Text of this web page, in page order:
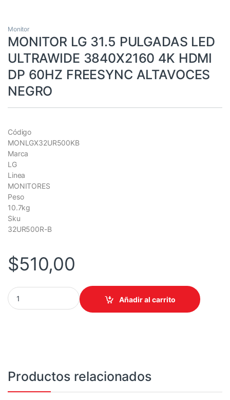
Monitor
MONITOR LG 31.5 PULGADAS LED
ULTRAWIDE 3840X2160 4K HDMI
DP 60HZ FREESYNC ALTAVOCES
NEGRO
Código
MONLGX32UR500KB
Marca
LG
Linea
MONITORES
Peso
10.7kg
Sku
32UR500R-B
$510,00
MONITOR LG 31.5 PULGADAS LED ULTRAWIDE 3840X2160 4K
Añadir al carrito
Productos relacionados